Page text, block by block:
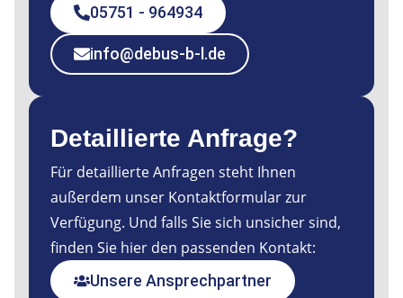
05751 - 964934
info@debus-b-l.de
Detaillierte Anfrage?
Für detaillierte Anfragen steht Ihnen
außerdem unser Kontaktformular zur
Verfügung. Und falls Sie sich unsicher sind,
finden Sie hier den passenden Kontakt:
Unsere Ansprechpartner